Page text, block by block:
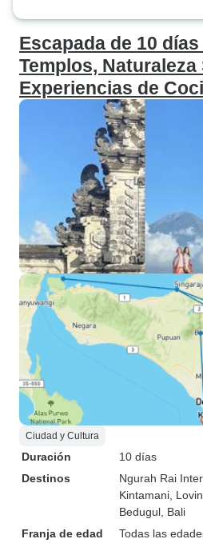
Escapada de 10
Templos, Naturaleza
Experiencias de
Ciudad y Cultura
Duración
10 días
Destinos
Ngurah Rai
Kintamani ,
Bedugul , Bali
Franja de edad
Todas las